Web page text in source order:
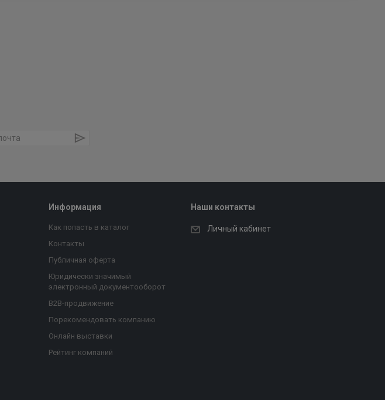
Информация
Как попасть в каталог
Контакты
Публичная оферта
Юридически значимый
электронный документооборот
B2B-продвижение
Порекомендовать компанию
Онлайн выставки
Рейтинг компаний
Наши контакты
Личный кабинет